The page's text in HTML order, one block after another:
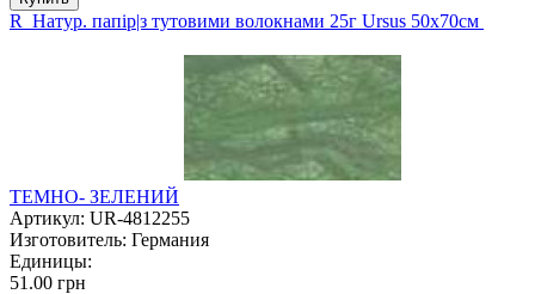
R Натур. папір|з тутовими волокнами 25г Ursus 50х70см
ТЕМНО- ЗЕЛЕНИЙ
Артикул: UR-4812255
Изготовитель: Германия
Единицы:
51.00 грн